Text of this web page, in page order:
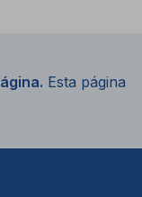
Esta página